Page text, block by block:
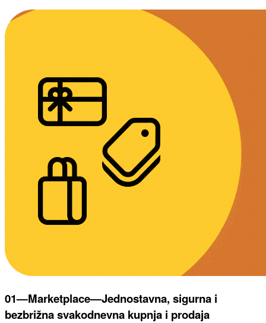
01—Marketplace—Jednostavna, sigurna i
bezbrižna svakodnevna kupnja i prodaja